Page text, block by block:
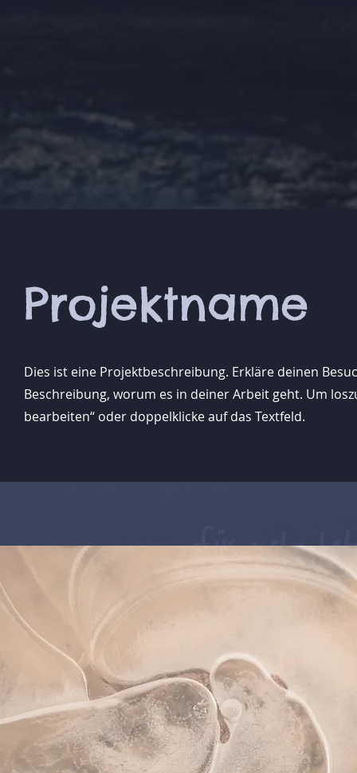
Projektname
Dies ist eine Projektbeschreibung. Erkläre deinen
Beschreibung, worum es in deiner Arbeit geht. Um
bearbeiten“ oder doppelklicke auf das Textfeld.